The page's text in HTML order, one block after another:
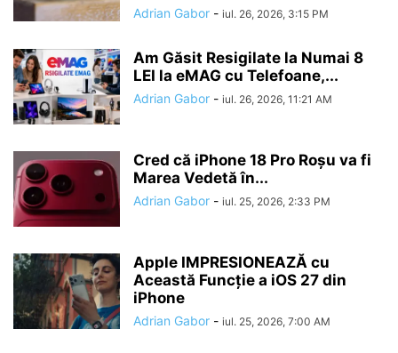
Adrian Gabor - iul. 26, 2026, 3:15 PM
Am Găsit Resigilate la Numai 8
LEI la eMAG cu Telefoane,...
Adrian Gabor - iul. 26, 2026, 11:21 AM
Cred că iPhone 18 Pro Roșu va fi
Marea Vedetă în...
Adrian Gabor - iul. 25, 2026, 2:33 PM
Apple IMPRESIONEAZĂ cu
Această Funcție a iOS 27 din
iPhone
Adrian Gabor - iul. 25, 2026, 7:00 AM